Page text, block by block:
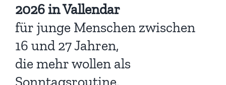
2026 in Vallendar
für junge Menschen zwischen
16 und 27 Jahren,
die mehr wollen als
Sonntagsroutine.